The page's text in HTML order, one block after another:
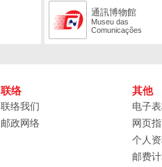
通訊博物館
Museu das
Comunicações
联络
联络我们
邮政网络
其他
电子
网页
个人
邮费